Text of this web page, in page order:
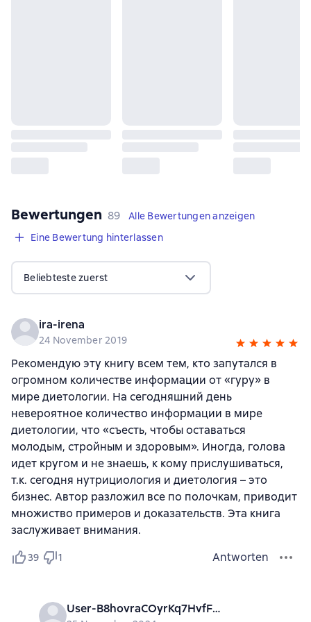
Bewertungen 89 Bewertungen
89
Alle Bewertungen anzeigen
Eine Bewertung hinterlassen
Beliebteste zuerst
ira-irena
24 November 2019
Рекомендую эту книгу всем тем, кто запутался в
огромном количестве информации от «гуру» в
мире диетологии. На сегодняшний день
невероятное количество информации в мире
диетологии, что «съесть, чтобы оставаться
молодым, стройным и здоровым». Иногда, голова
идет кругом и не знаешь, к кому прислушиваться,
т.к. сегодня нутрициология и диетология – это
бизнес. Автор разложил все по полочкам, приводит
множиство примеров и доказательств. Эта книга
заслуживает внимания.
39 1 Antworten
User-B8hovraCOyrKq7HvfFapG